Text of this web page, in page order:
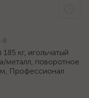
B
кг, игольчатый
металл, поворотное
Профессионал